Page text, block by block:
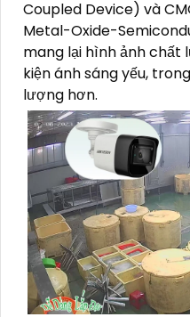
Coupled Device) và
Metal-Oxide-
mang lại hình ảnh
kiện ánh sáng yếu,
lượng hơn.